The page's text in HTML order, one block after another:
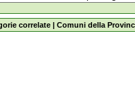
correlate | Comuni della